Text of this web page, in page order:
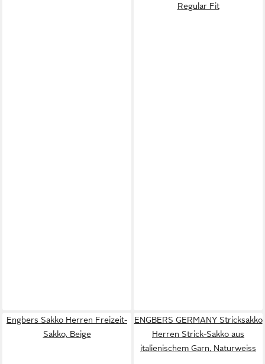
Regular Fit
Engbers Sakko Herren Freizeit-
Sakko, Beige
ENGBERS GERMANY Stricksakko
Herren Strick-Sakko aus
italienischem Garn, Naturweiss